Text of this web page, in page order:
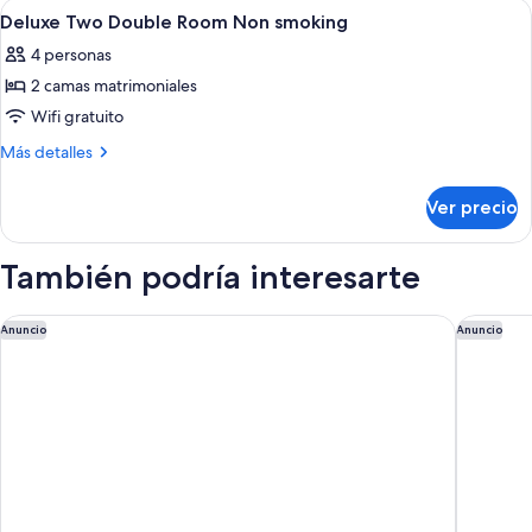
Non
Abrir
todas
las
fotos
de
Deluxe
Room
smoking
Regadera, amenidades de baño de
1
Deluxe Two Double Room Non smoking
4 personas
2 camas matrimoniales
Wifi gratuito
Más detalles
Más
Two
Room
smoking
Ver precio
También podría interesarte
Anuncio
Flamingo Las Vegas Hotel & Casino Anuncio
Wynn